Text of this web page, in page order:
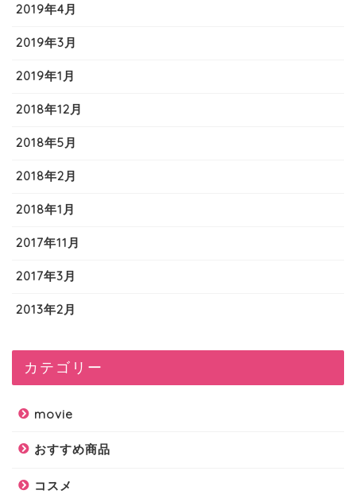
2019年4月
2019年3月
2019年1月
2018年12月
2018年5月
2018年2月
2018年1月
2017年11月
2017年3月
2013年2月
カテゴリー
movie
おすすめ商品
コスメ